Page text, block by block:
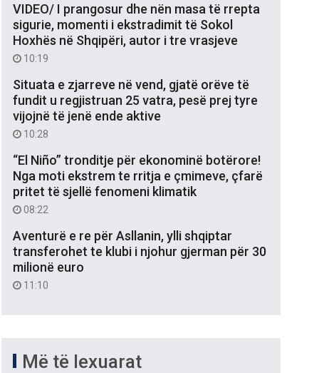
VIDEO/ I prangosur dhe nën masa të rrepta
sigurie, momenti i ekstradimit të Sokol
Hoxhës në Shqipëri, autor i tre vrasjeve
10:19
Situata e zjarreve në vend, gjatë orëve të
fundit u regjistruan 25 vatra, pesë prej tyre
vijojnë të jenë ende aktive
10:28
“El Niño” tronditje për ekonominë botërore!
Nga moti ekstrem te rritja e çmimeve, çfarë
pritet të sjellë fenomeni klimatik
08:22
Aventurë e re për Asllanin, ylli shqiptar
transferohet te klubi i njohur gjerman për 30
milionë euro
11:10
Më të lexuarat